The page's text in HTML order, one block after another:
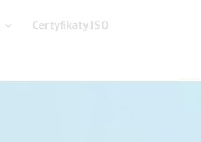
Certyfikaty ISO